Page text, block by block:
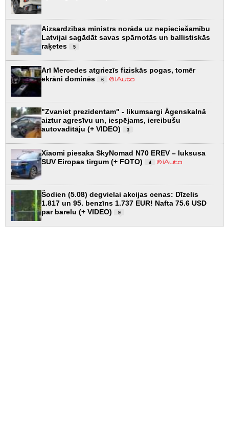
Aizsardzības ministrs norāda uz nepieciešamību
Latvijai sagādāt savas spārnotās un ballistiskās
raķetes
5
Arī Mercedes atgriezīs fiziskās pogas, tomēr
ekrāni dominēs
6
"Zvaniet prezidentam" - likumsargi Āgenskalnā
aiztur agresīvu un, iespējams, iereibušu
autovadītāju (+ VIDEO)
3
Xiaomi piesaka SkyNomad N70 EREV – luksusa
SUV Eiropas tirgum (+ FOTO)
4
Šodien (5.08) degvielai akcijas cenas: Dīzelis
1.817 un 95. benzīns 1.737 EUR! Nafta 75.6 USD
par barelu (+ VIDEO)
9